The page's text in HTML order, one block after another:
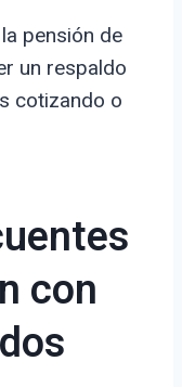
pensión de
un respaldo
cotizando o
con